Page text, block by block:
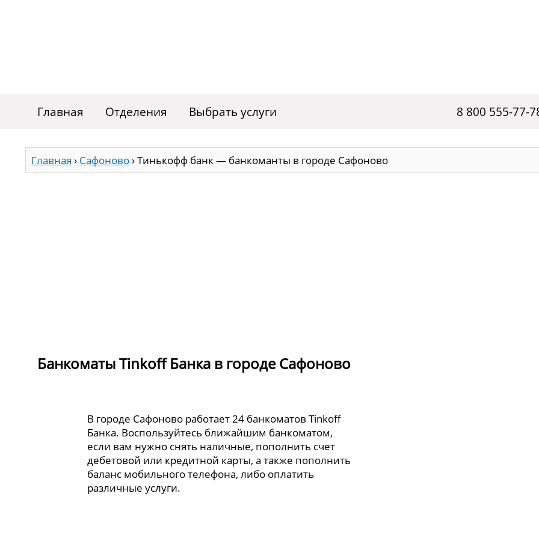
Главная Отделения Выбрать услуги 8 800 555-77-
Главная › Сафоново›Тинькофф банк — банкоманты в городе Сафоново
Банкоматы Tinkoff Банка в городе Сафоново
В городе Сафоново работает 24 банкоматов Tinkoff
Банка. Воспользуйтесь ближайшим банкоматом,
если вам нужно снять наличные, пополнить счет
дебетовой или кредитной карты, а также пополнить
баланс мобильного телефона, либо оплатить
различные услуги.